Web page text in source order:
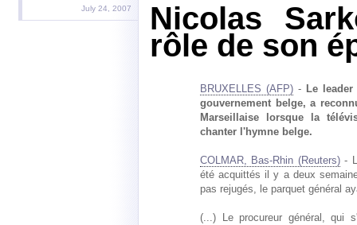
July 24, 2007 Nicolas
rôle de son
BRUXELLES (AFP)- Le
gouvernement belge, a
Marseillaise lorsque la
chanter l'hymne belge.
COLMAR, Bas-Rhin (Reuters)-
été acquittés il y a deux
pas rejugés, le parquet général
(...) Le procureur général, qui